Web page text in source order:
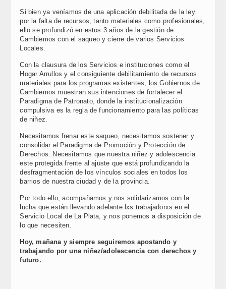
Si bien ya veníamos de una aplicación debilitada de la ley
por la falta de recursos, tanto materiales como profesionales,
ello se profundizó en estos 3 años de la gestión de
Cambiemos con el saqueo y cierre de varios Servicios
Locales.
Con la clausura de los Servicios e instituciones como el
Hogar Arrullos y el consiguiente debilitamiento de recursos
materiales para los programas existentes, los Gobiernos de
Cambiemos muestran sus intenciones de fortalecer el
Paradigma de Patronato, donde la institucionalización
compulsiva es la regla de funcionamiento para las políticas
de niñez.
Necesitamos frenar este saqueo, necesitamos sostener y
consolidar el Paradigma de Promoción y Protección de
Derechos. Necesitamos que nuestra niñez y adolescencia
este protegida frente al ajuste que está profundizando la
desfragmentación de los vínculos sociales en todos los
barrios de nuestra ciudad y de la provincia.
Por todo ello, acompañamos y nos solidarizamos con la
lucha que están llevando adelante lxs trabajadorxs en el
Servicio Local de La Plata, y nos ponemos a disposición de
lo que necesiten.
Hoy, mañana y siempre seguiremos apostando y
trabajando por una niñez/adolescencia con derechos y
futuro.